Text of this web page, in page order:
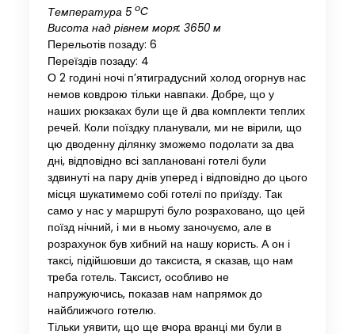
Температура 5 oC
Висота над рівнем моря: 3650 м
Перельотів позаду: 6
Переїздів позаду: 4
О 2 годині ночі п’ятиградусний холод огорнув нас
немов ковдрою тільки навпаки. Добре, що у
наших рюкзаках були ще й два комплекти теплих
речей. Коли поїздку планували, ми не вірили, що
цю дводенну ділянку зможемо подолати за два
дні, відповідно всі заплановані готелі були
здвинуті на пару днів уперед і відповідно до цього
місця шукатимемо собі готелі по приїзду. Так
само у нас у маршруті було розраховано, що цей
поїзд нічний, і ми в ньому заночуємо, але в
розрахунок був хибний на нашу користь. А он і
таксі, підійшовши до таксиста, я сказав, що нам
треба готель. Таксист, особливо не
напружуючись, показав нам напрямок до
найближчого готелю.
Тільки уявити, що ще вчора вранці ми були в